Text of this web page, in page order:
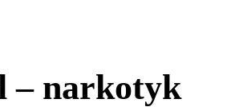
– narkotyk